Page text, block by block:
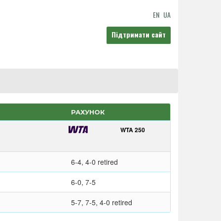
EN UA
Підтримати сайт
РАХУНОК
WTA 250
6-4, 4-0 retired
6-0, 7-5
5-7, 7-5, 4-0 retired